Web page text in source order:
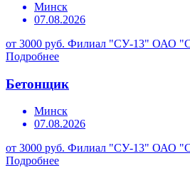
Минск
07.08.2026
от 3000 руб. Филиал "СУ-13" ОАО
Подробнее
Бетонщик
Минск
07.08.2026
от 3000 руб. Филиал "СУ-13" ОАО
Подробнее